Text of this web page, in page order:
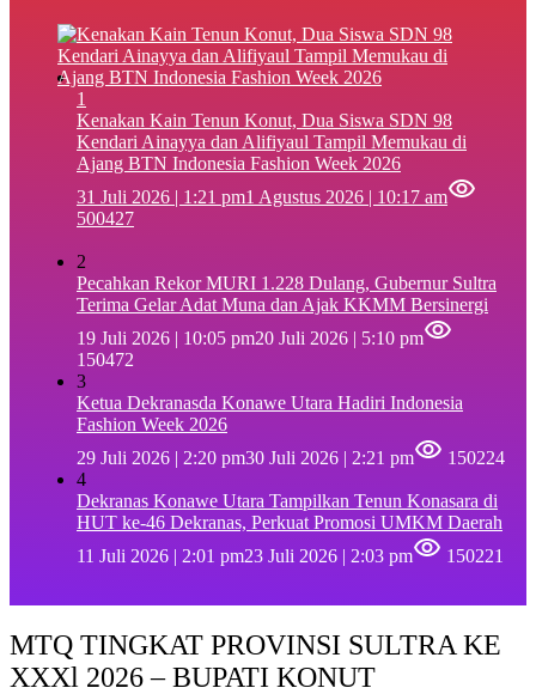
1
‎Kenakan Kain Tenun Konut, Dua Siswa SDN 98
Kendari Ainayya dan Alifiyaul Tampil Memukau di
Ajang BTN Indonesia Fashion Week 2026
31 Juli 2026 | 1:21 pm1 Agustus 2026 | 10:17 am
500427
2
Pecahkan Rekor MURI 1.228 Dulang, Gubernur Sultra
Terima Gelar Adat Muna dan Ajak KKMM Bersinergi
19 Juli 2026 | 10:05 pm20 Juli 2026 | 5:10 pm
150472
3
Ketua Dekranasda Konawe Utara Hadiri Indonesia
Fashion Week 2026
29 Juli 2026 | 2:20 pm30 Juli 2026 | 2:21 pm
150224
4
Dekranas Konawe Utara Tampilkan Tenun Konasara di
HUT ke-46 Dekranas, Perkuat Promosi UMKM Daerah
11 Juli 2026 | 2:01 pm23 Juli 2026 | 2:03 pm 150221
MTQ TINGKAT PROVINSI SULTRA KE
XXXl 2026 – BUPATI KONUT